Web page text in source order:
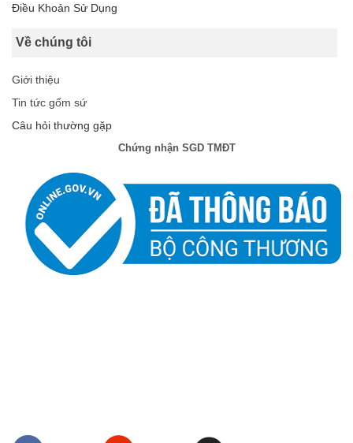
Điều Khoản Sử Dụng
Về chúng tôi
Giới thiệu
Tin tức gốm sứ
Câu hỏi thường gặp
Chứng nhận SGD TMĐT